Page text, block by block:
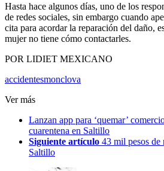
Hasta hace algunos días, uno de los
de redes sociales, sin embargo cuando
cita para acordar la reparación del daño,
mujer no tiene cómo contactarles.
POR LIDIET MEXICANO
accidentesmonclova
Ver más
Lanzan app para ‘quemar’
cuarentena en Saltillo
Siguiente artículo 43 mil pesos de
Saltillo